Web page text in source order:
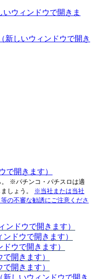
いウィンドウで開きま
（新しいウィンドウで開き
で開きます）
※パチンコ・パチスロは適
しょう。
※当社または当社
の不審な勧誘にご注意くださ
ンドウで開きます）
ンドウで開きます）
ドウで開きます）
で開きます）
で開きます）